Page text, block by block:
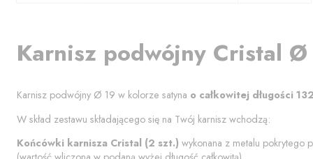
Karnisz podwójny Cristal Ø
Karnisz podwójny Ø 19 w kolorze satyna o całkowitej długości
W skład zestawu składającego się na Twój karnisz wchodzą:
Końcówki karnisza Cristal (2 szt.) wykonana z metalu pokrytego